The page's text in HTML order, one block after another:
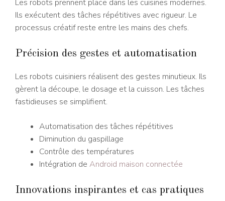
Les robots prennent place dans les cuisines modernes.
Ils exécutent des tâches répétitives avec rigueur. Le
processus créatif reste entre les mains des chefs.
Précision des gestes et automatisation
Les robots cuisiniers réalisent des gestes minutieux. Ils
gèrent la découpe, le dosage et la cuisson. Les tâches
fastidieuses se simplifient.
Automatisation des tâches répétitives
Diminution du gaspillage
Contrôle des températures
Intégration de Android maison connectée
Innovations inspirantes et cas pratiques